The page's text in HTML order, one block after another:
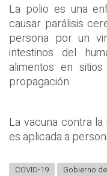
La polio es una
causar parálisis
persona por un
intestinos del
alimentos en
propagación.
La vacuna contra
es aplicada a
COVID-19 Gobierno